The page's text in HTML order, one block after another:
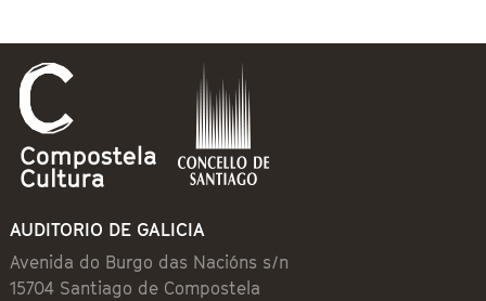
AUDITORIO DE GALICIA
Avenida do Burgo das Nacións s/n
15704 Santiago de Compostela